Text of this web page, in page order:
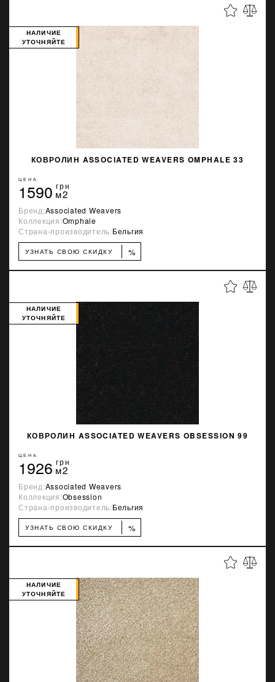
КОВРОЛИН ASSOCIATED WEAVERS OMPHALE 33
НАЛИЧИЕ
УТОЧНЯЙТЕ
ЦЕНА
1590 грн
м2
Бренд:Associated Weavers
Коллекция:Omphale
Страна-производитель:Бельгия
УЗНАТЬ СВОЮ СКИДКУ %
КОВРОЛИН ASSOCIATED WEAVERS OBSESSION 99
НАЛИЧИЕ
УТОЧНЯЙТЕ
ЦЕНА
1926 грн
м2
Бренд:Associated Weavers
Коллекция:Obsession
Страна-производитель:Бельгия
УЗНАТЬ СВОЮ СКИДКУ %
НАЛИЧИЕ
УТОЧНЯЙТЕ